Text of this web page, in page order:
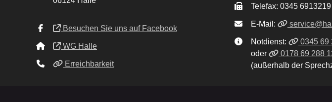
Besuchen Sie uns auf Facebook
WG Halle
Erreichbarkeit
Telefax: 0345 6913219
E-Mail:
Notdienst:
0345 69
oder
0178 69 288
(außerhalb der